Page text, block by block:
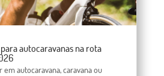
para autocaravanas na rota
em autocaravana, caravana ou